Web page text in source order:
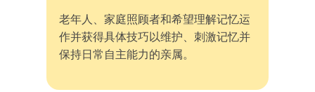
老年人、家庭照顾者和希望理解记忆运
作并获得具体技巧以维护、刺激记忆并
保持日常自主能力的亲属。